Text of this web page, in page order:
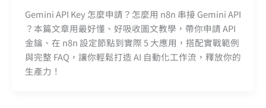
Gemini API Key 怎麼申請？怎麼用 n8n 串接 Gemini API
？本篇文章用最好懂、好吸收圖文教學，帶你申請 API
金鑰、在 n8n 設定節點到實際 5 大應用，搭配實戰範例
與完整 FAQ，讓你輕鬆打造 AI 自動化工作流，釋放你的
生產力！